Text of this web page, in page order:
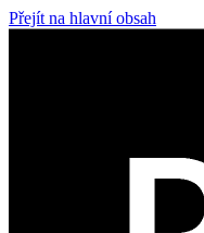
Přejít na hlavní obsah